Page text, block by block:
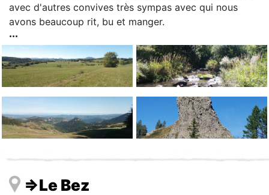
avec d'autres convives très sympas avec qui nous
avons beaucoup rit, bu et manger.
=>Le Bez